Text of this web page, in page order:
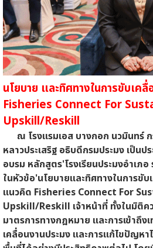
นโยบาย และทิศทางในการขับเค
Fisheries Connect For
Upskill/Reskill
ณ โรงแรมเอส บางกอก นวมินทร์
หลาวประเสริฐ อธิบดีกรมประมง เป็นป
อบรม หลักสูตร'โรงเรียนประมงอำเภ
ในหัวข้อ'นโยบายและทิศทางในการขั
แนวคิด Fisheries Connect For
Upskill/Reskill เจ้าหน้าที่ ทั้งในมิติค
มาตรการทางกฎหมาย และการเข้าถึง
เคลื่อนงานประมง และการแก้ไขปัญห